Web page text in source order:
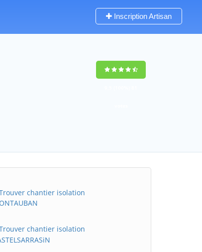
Inscription Artisan
chantier isolation
chantier isolation